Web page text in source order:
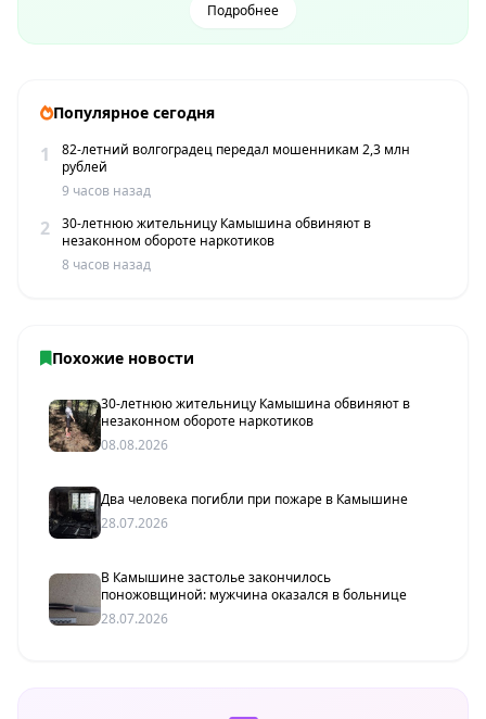
Подробнее
Популярное сегодня
1
82-летний волгоградец передал мошенникам 2,3 млн
рублей
9 часов назад
2
30-летнюю жительницу Камышина обвиняют в
незаконном обороте наркотиков
8 часов назад
Похожие новости
30-летнюю жительницу Камышина обвиняют в
незаконном обороте наркотиков
08.08.2026
Два человека погибли при пожаре в Камышине
28.07.2026
В Камышине застолье закончилось
поножовщиной: мужчина оказался в больнице
28.07.2026